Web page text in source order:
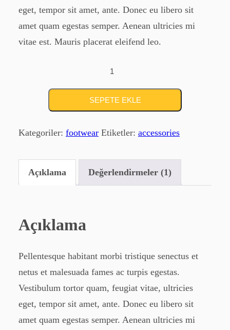
eget, tempor sit amet, ante. Donec eu libero sit
amet quam egestas semper. Aenean ultricies mi
vitae est. Mauris placerat eleifend leo.
12
Shoe
adet
SEPETE EKLE
Kategoriler: footwear Etiketler: accessories
Açıklama Değerlendirmeler (1)
Açıklama
Pellentesque habitant morbi tristique senectus et
netus et malesuada fames ac turpis egestas.
Vestibulum tortor quam, feugiat vitae, ultricies
eget, tempor sit amet, ante. Donec eu libero sit
amet quam egestas semper. Aenean ultricies mi